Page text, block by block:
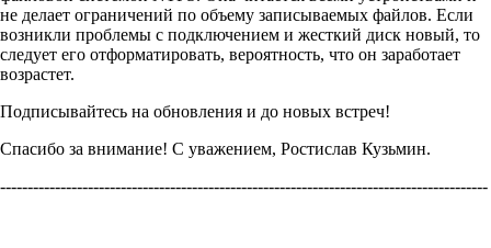
не делает ограничений по объему записываемых файлов. Если
возникли проблемы с подключением и жесткий диск новый, то
следует его отформатировать, вероятность, что он заработает
возрастет.
Подписывайтесь на обновления и до новых встреч!
Спасибо за внимание! С уважением, Ростислав Кузьмин.
-----------------------------------------------------------------------------------------